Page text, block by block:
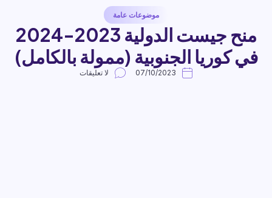
موضوعات عامة
منح جيست الدولية 2023-2024
كوريا الجنوبية (ممولة بالكامل)
07/10/2023 لا تعليقات